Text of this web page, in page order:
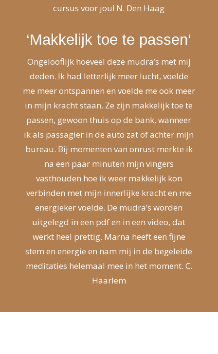
cursus voor jou! N. Den Haag
‘Makkelijk toe te passen‘
Ongelooflijk hoeveel deze mudra’s met mij
deden. Ik had letterlijk meer lucht, voelde
me meer ontspannen en voelde me ook meer
in mijn kracht staan. Ze zijn makkelijk toe te
passen, gewoon thuis op de bank, wanneer
ik als passagier in de auto zat of achter mijn
bureau. Bij momenten van onrust merkte ik
na een paar minuten mijn vingers
vasthouden hoe ik weer makkelijk kon
verbinden met mijn innerlijke kracht en me
energieker voelde. De mudra’s worden
uitgelegd in een pdf en in een video, dat
werkt heel prettig. Marna heeft een fijne
stem en energie en nam mij in de begeleide
meditaties helemaal mee in het moment. C.
Haarlem